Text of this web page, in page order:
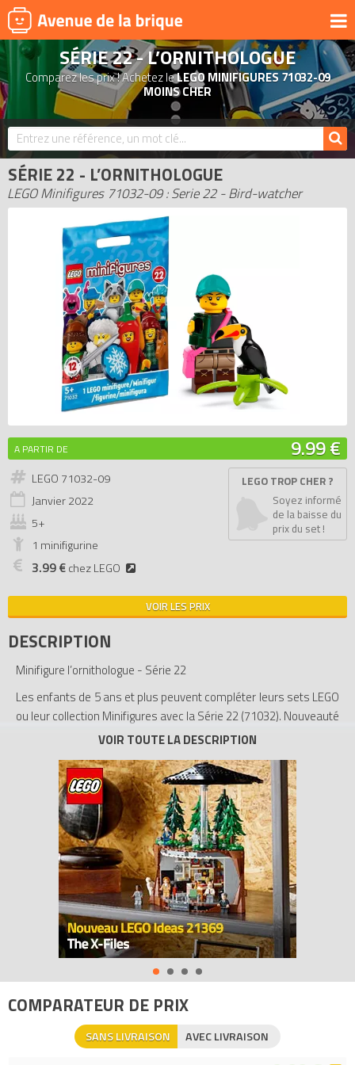
UNIVERS
PRODUITS DÉRIVÉS
NOUVEAUTÉS
LEGO 2026
BONS PLANS
ACTUALITÉS
ASSOCIATIONS DE FANS
EXPOSITIONS LEGO
LEGO LES PLUS CHERS
DERNIERS LEGO AJOUTÉS
SÉRIE 22 - L’ORNITHOLOGUE
Comparez les prix ! Achetez leLEGO MINIFIGURES 71032-09
MOINS CHER
SÉRIE 22 - L’ORNITHOLOGUE
LEGO Minifigures 71032-09 : Serie 22 - Bird-watcher
A PARTIR DE 9.99 €
LEGO 71032-09
Janvier2022
5+
1 minifigurine
3.99 €chez LEGO
LEGO TROP CHER ?
Soyez informé
de la baisse du
prix du set !
VOIR LES PRIX
DESCRIPTION
Minifigure l’ornithologue - Série 22
Les enfants de 5 ans et plus peuvent compléter leurs sets LEGO
ou leur collection Minifigures avec la Série 22 (71032). Nouveauté
de janvier 2022, cette série propose une formidable gamme de
intégrer seuls ou en groupe dans de nouveaux jeux.
Une collection amusante
Les enfants et les fans adultes vont accueillir une gamme en
édition limitée de personnages créatifs, dont l’ornithologue, la
fan déguisée en piment, le champion de patinage artistique,
l’elfe de la forêt, le cheval et la palefrenière, la protectrice de la
nuit, la fan déguisée en raton laveur, le robot technicien, la
créature de l’espace, le gardien de la neige, le troubadour et
l’athlète en fauteuil roulant.
Surprise !
Chaque minifigurine LEGO finement réalisée est livrée dans un
sachet mystère scellé, avec un ou plusieurs accessoires et un
livret de collectionneur. Un petit cadeau idéal pour donner le
sourire à tout le monde.
COMPARATEUR DE PRIX
SANS LIVRAISON AVEC LIVRAISON